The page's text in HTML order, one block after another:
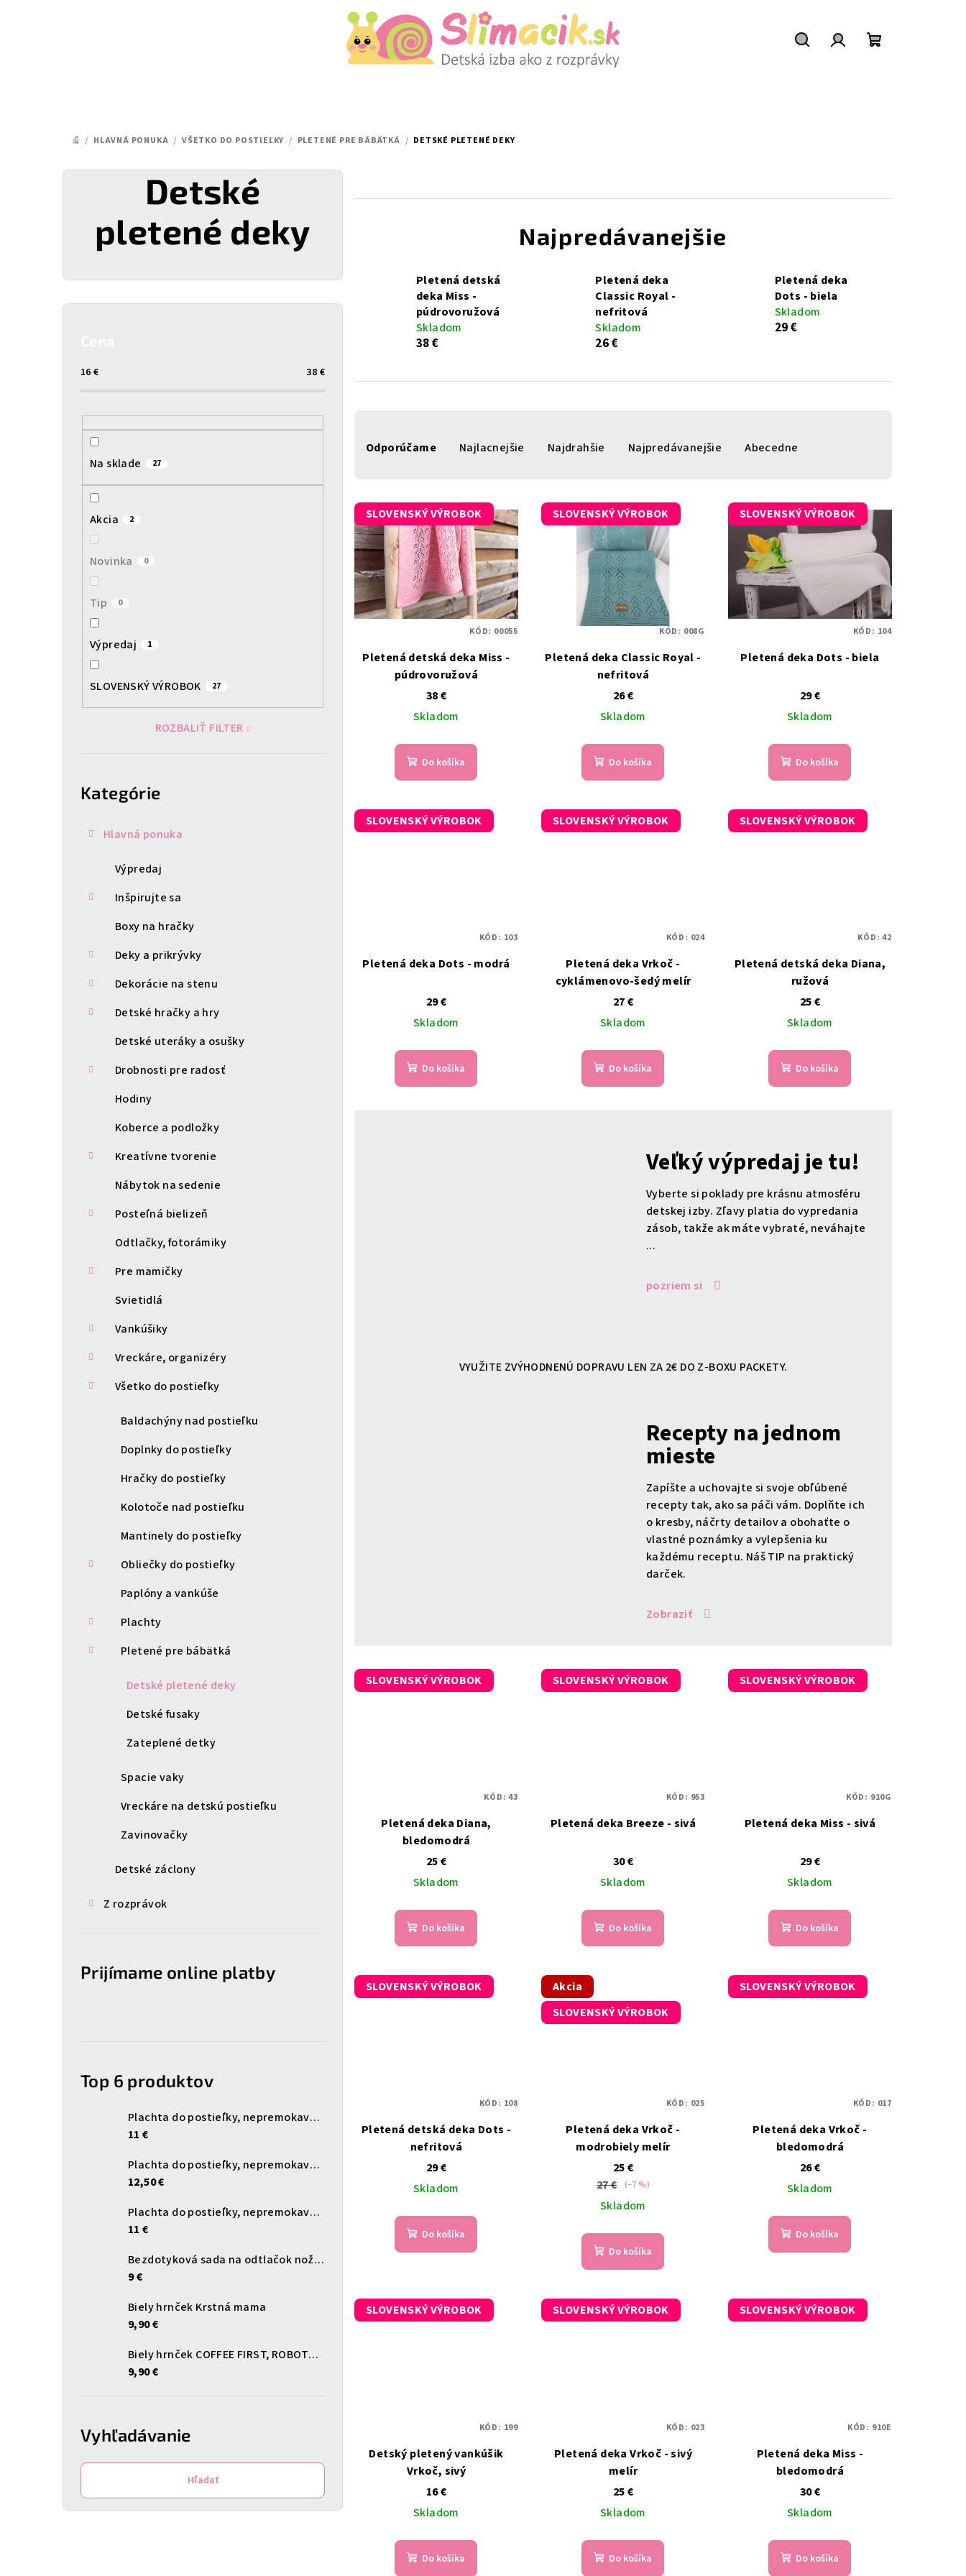
DOMOV
/ HLAVNÁ PONUKA / VŠETKO DO POSTIEĽKY / PLETENÉ PRE BÁBÄTKÁ / DETSKÉ PLETENÉ DEKY
Detské
pletené deky
B
16 € 38 €
Na sklade 27
Akcia 2
Novinka 0
Tip 0
Výpredaj 1
SLOVENSKÝ VÝROBOK 27
ROZBALIŤ FILTER
Kategórie
Hlavná ponuka
Výpredaj
Inšpirujte sa
Boxy na hračky
Deky a prikrývky
Dekorácie na stenu
Detské hračky a hry
Detské uteráky a osušky
Drobnosti pre radosť
Hodiny
Koberce a podložky
Kreatívne tvorenie
Nábytok na sedenie
Posteľná bielizeň
Odtlačky, fotorámiky
Pre mamičky
Svietidlá
Vankúšiky
Vreckáre, organizéry
Všetko do postieľky
Baldachýny nad postieľku
Doplnky do postieľky
Hračky do postieľky
Kolotoče nad postieľku
Mantinely do postieľky
Obliečky do postieľky
Paplóny a vankúše
Plachty
Pletené pre bábätká
Detské pletené deky
Detské fusaky
Zateplené detky
Spacie vaky
Vreckáre na detskú postieľku
Zavinovačky
Detské záclony
Z rozprávok
Prijímame online platby
Top 6 produktov
Plachta do postieľky, nepremokavá, biela, 120x60 cm
11 €
Plachta do postieľky, nepremokavá, biela, 140x70 cm
12,50 €
Plachta do postieľky, nepremokavá, modrá, 120x60 cm
11 €
Bezdotyková sada na odtlačok nožičky
9 €
Biely hrnček Krstná mama
9,90 €
Biely hrnček COFFEE FIRST, ROBOTA LATER
9,90 €
Vyhľadávanie
Hľadať
Najpredávanejšie
Pletená detská
deka Miss -
púdrovoružová
Skladom
38 €
Pletená deka
Classic Royal -
nefritová
Skladom
26 €
Pletená deka
Dots - biela
Skladom
29 €
a
e
n
i
e
p
r
o
v
Odporúčame Najlacnejšie Najdrahšie Najpredávanejšie Abecedne
V
ý
p
i
s
r
t
o
SLOVENSKÝ VÝROBOK
Pletená detská deka Miss -
púdrovoružová
38 €
Skladom
Do košíka
KÓD: 00055
SLOVENSKÝ VÝROBOK
Pletená deka Classic Royal -
nefritová
26 €
Skladom
Do košíka
KÓD: 008G
SLOVENSKÝ VÝROBOK
Pletená deka Dots - biela
29 €
Skladom
Do košíka
KÓD: 104
SLOVENSKÝ VÝROBOK
Pletená deka Dots - modrá
29 €
Skladom
Do košíka
KÓD: 103
SLOVENSKÝ VÝROBOK
Pletená deka Vrkoč -
cyklámenovo-šedý melír
27 €
Skladom
Do košíka
KÓD: 024
SLOVENSKÝ VÝROBOK
Pletená detská deka Diana,
ružová
25 €
Skladom
Do košíka
KÓD:42
Veľký výpredaj je tu!
Vyberte si poklady pre krásnu atmosféru
detskej izby. Zľavy platia do vypredania
zásob, takže ak máte vybraté, neváhajte
...
pozriem si
VYUŽITE ZVÝHODNENÚ DOPRAVU LEN ZA 2€ DO Z-BOXU PACKETY.
Recepty na jednom
mieste
Zapíšte a uchovajte si svoje obľúbené
recepty tak, ako sa páči vám. Doplňte ich
o kresby, náčrty detailov a obohaťte o
vlastné poznámky a vylepšenia ku
každému receptu. Náš TIP na praktický
darček.
Zobraziť
SLOVENSKÝ VÝROBOK
Pletená deka Diana,
bledomodrá
25 €
Skladom
Do košíka
KÓD:43
SLOVENSKÝ VÝROBOK
Pletená deka Breeze - sivá
30 €
Skladom
Do košíka
KÓD: 953
SLOVENSKÝ VÝROBOK
Pletená deka Miss - sivá
29 €
Skladom
Do košíka
KÓD: 910G
SLOVENSKÝ VÝROBOK
Pletená detská deka Dots -
nefritová
29 €
Skladom
Do košíka
KÓD: 108
Akcia
SLOVENSKÝ VÝROBOK
Pletená deka Vrkoč -
modrobiely melír
25 €
27 €
(–7 %)
Skladom
Do košíka
KÓD: 025
SLOVENSKÝ VÝROBOK
Pletená deka Vrkoč -
bledomodrá
26 €
Skladom
Do košíka
KÓD: 017
SLOVENSKÝ VÝROBOK
Detský pletený vankúšik
Vrkoč, sivý
16 €
Skladom
Do košíka
KÓD: 199
SLOVENSKÝ VÝROBOK
Pletená deka Vrkoč - sivý
melír
25 €
Skladom
Do košíka
KÓD: 023
SLOVENSKÝ VÝROBOK
Pletená deka Miss -
bledomodrá
30 €
Skladom
Do košíka
KÓD: 910E